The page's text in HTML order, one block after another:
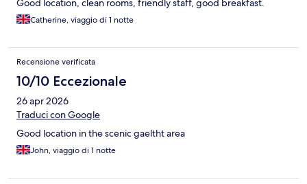
Good location, clean rooms, friendly staff, good breakfast.
Catherine, viaggio di 1 notte
Recensione verificata
10/10 Eccezionale
26 apr 2026
Traduci con Google
Good location in the scenic gaeltht area
John, viaggio di 1 notte